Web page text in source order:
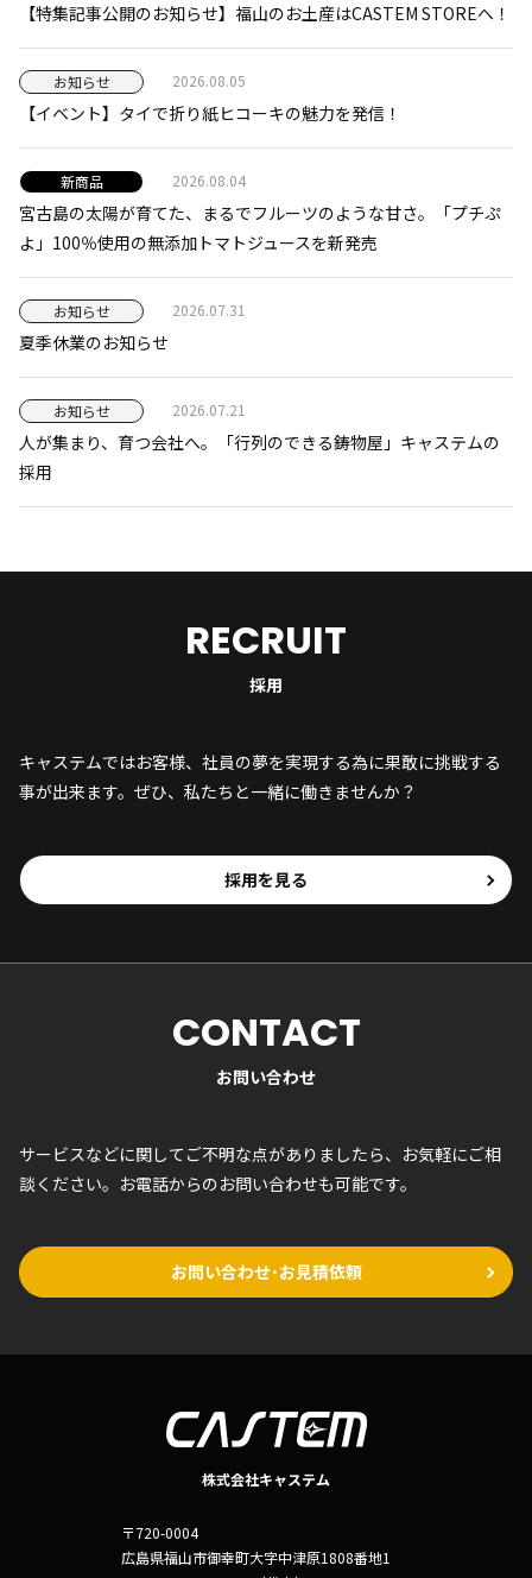
【特集記事公開のお知らせ】福山のお土産はCASTEM STOREへ！
お知らせ 2026.08.05
【イベント】タイで折り紙ヒコーキの魅力を発信！
新商品 2026.08.04
宮古島の太陽が育てた、まるでフルーツのような甘さ。「プチぷ
よ」100％使用の無添加トマトジュースを新発売
お知らせ 2026.07.31
夏季休業のお知らせ
お知らせ 2026.07.21
人が集まり、育つ会社へ。「行列のできる鋳物屋」キャステムの
採用
RECRUIT
採用
キャステムではお客様、社員の夢を実現する為に果敢に挑戦する
事が出来ます。ぜひ、私たちと一緒に働きませんか？
採用を見る
CONTACT
お問い合わせ
サービスなどに関してご不明な点がありましたら、お気軽にご相
談ください。お電話からのお問い合わせも可能です。
お問い合わせ･お見積依頼
株式会社キャステム
〒720-0004
広島県福山市御幸町大字中津原1808番地1